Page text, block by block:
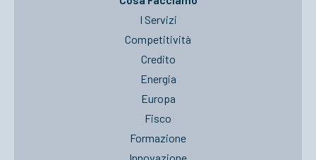
I Servizi
Competitività
Credito
Energia
Europa
Fisco
Formazione